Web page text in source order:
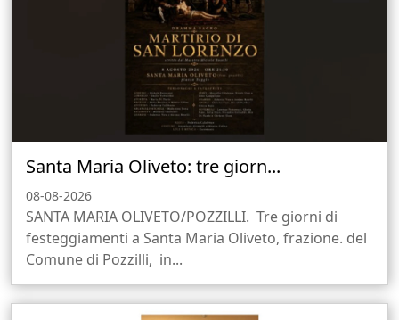
Santa Maria Oliveto: tre giorn...
08-08-2026
SANTA MARIA OLIVETO/POZZILLI. Tre giorni di
festeggiamenti a Santa Maria Oliveto, frazione. del
Comune di Pozzilli, in...